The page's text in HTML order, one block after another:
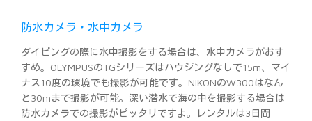
防水カメラ・水中カメラ
ダイビングの際に水中撮影をする場合は、水中カメラがおす
すめ。OLYMPUSのTGシリーズはハウジングなしで15m、マイ
ナス10度の環境でも撮影が可能です。NIKONのW300はなん
と30mまで撮影が可能。深い潜水で海の中を撮影する場合は
防水カメラでの撮影がピッタリですよ。レンタルは3日間